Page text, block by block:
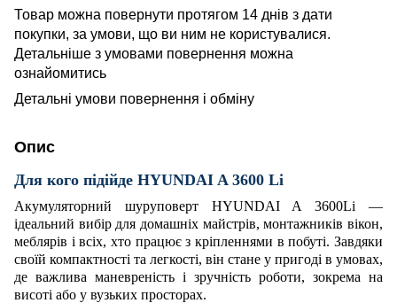
Товар можна повернути протягом 14 днів з дати
покупки, за умови, що ви ним не користувалися.
Детальніше з умовами повернення можна
ознайомитись
Детальні умови повернення і обміну
Опис
Для кого підійде HYUNDAI A 3600 Li
Акумуляторний шуруповерт HYUNDAI A 3600Li —
ідеальний вибір для домашніх майстрів, монтажників вікон,
меблярів і всіх, хто працює з кріпленнями в побуті. Завдяки
своїй компактності та легкості, він стане у пригоді в умовах,
де важлива маневреність і зручність роботи, зокрема на
висоті або у вузьких просторах.